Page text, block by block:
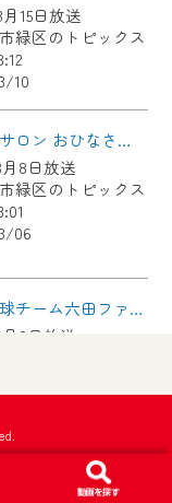
15日放送
緑区のトピックス
10
【緑区】手作りサロン おひなさまの壁飾り
月8日放送
緑区のトピックス
06
【緑区】少年野球チーム六田ファイターズ 卒団式
8日放送
緑区のトピックス
06
【緑区】緑警察署署長が登壇 防犯セミナー
8日放送
へのサー
だくには、
マイ
となりま
むCCNetの
IDです。
アドレス